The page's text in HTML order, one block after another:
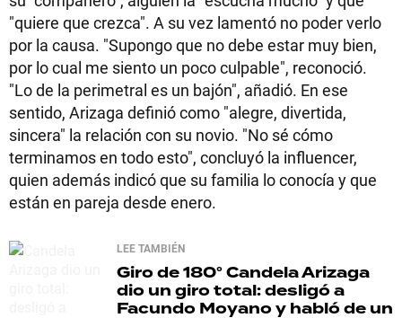
"quiere que crezca". A su vez lamentó no poder verlo
por la causa. "Supongo que no debe estar muy bien,
por lo cual me siento un poco culpable", reconoció.
"Lo de la perimetral es un bajón", añadió. En ese
sentido, Arizaga definió como "alegre, divertida,
sincera" la relación con su novio. "No sé cómo
terminamos en todo esto", concluyó la influencer,
quien además indicó que su familia lo conocía y que
están en pareja desde enero.
LEE TAMBIÉN
Giro de 180°Candela Arizaga
dio un giro total: desligó a
Facundo Moyano y habló de un